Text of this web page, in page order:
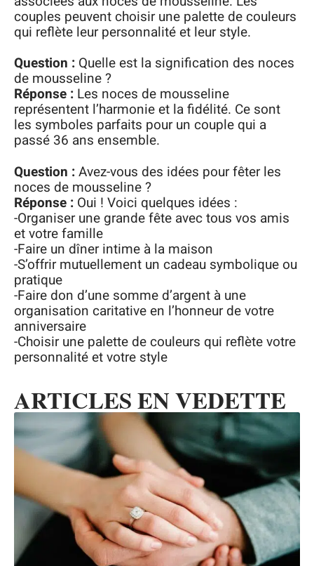
couples peuvent choisir une palette de couleurs
qui reflète leur personnalité et leur style.
Question : Quelle est la signification des noces
de mousseline ?
Réponse : Les noces de mousseline
représentent l’harmonie et la fidélité. Ce sont
les symboles parfaits pour un couple qui a
passé 36 ans ensemble.
Question :Avez-vous des idées pour fêter les
noces de mousseline ?
Réponse : Oui ! Voici quelques idées :
-Organiser une grande fête avec tous vos amis
et votre famille
-Faire un dîner intime à la maison
-S’offrir mutuellement un cadeau symbolique ou
pratique
-Faire don d’une somme d’argent à une
organisation caritative en l’honneur de votre
anniversaire
-Choisir une palette de couleurs qui reflète votre
personnalité et votre style
ARTICLES EN VEDETTE